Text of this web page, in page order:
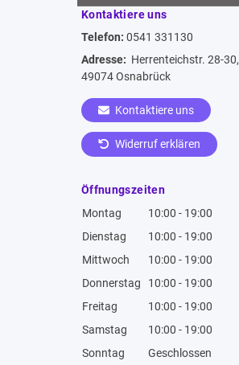
Kontaktiere uns
Telefon: 0541 331130
Adresse: Herrenteichstr. 28-30,
49074 Osnabrück
Kontaktiere uns
Widerruf erklären
Öffnungszeiten
Montag
10:00 - 19:00
Dienstag
10:00 - 19:00
Mittwoch
10:00 - 19:00
Donnerstag
10:00 - 19:00
Freitag
10:00 - 19:00
Samstag
10:00 - 19:00
Sonntag
Geschlossen